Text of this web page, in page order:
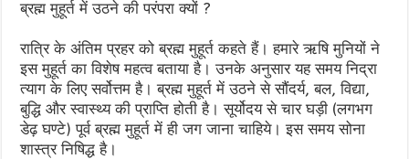
ब्रह्म मुहूर्त में उठने की परंपरा क्यों ?
रात्रि के अंतिम प्रहर को ब्रह्म मुहूर्त कहते हैं। हमारे ऋषि मुनियों ने
इस मुहूर्त का विशेष महत्व बताया है। उनके अनुसार यह समय निद्रा
त्याग के लिए सर्वोत्तम है। ब्रह्म मुहूर्त में उठने से सौंदर्य, बल, विद्या,
बुद्धि और स्वास्थ्य की प्राप्ति होती है। सूर्योदय से चार घड़ी (लगभग
डेढ़ घण्टे) पूर्व ब्रह्म मुहूर्त में ही जग जाना चाहिये। इस समय सोना
शास्त्र निषिद्ध है।